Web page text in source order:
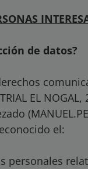
de datos?
EL NOGAL,
el:
personales